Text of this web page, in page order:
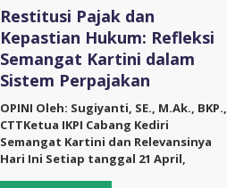
Restitusi Pajak dan
Kepastian Hukum: Refleksi
Semangat Kartini dalam
Sistem Perpajakan
OPINI Oleh: Sugiyanti, SE., M.Ak., BKP.,
CTTKetua IKPI Cabang Kediri
Semangat Kartini dan Relevansinya
Hari Ini Setiap tanggal 21 April,